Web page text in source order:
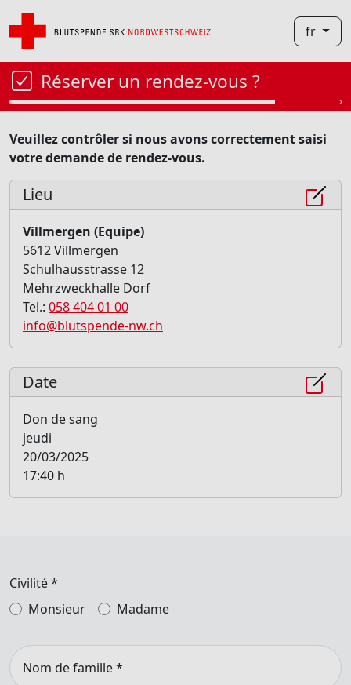
fr
Réserver un rendez-vous ?
Veuillez contrôler si nous avons correctement saisi
votre demande de rendez-vous.
Lieu
Villmergen (Equipe)
5612 Villmergen
Schulhausstrasse 12
Mehrzweckhalle Dorf
Tel.: 058 404 01 00
info@blutspende-nw.ch
Date
Don de sang
jeudi
20/03/2025
17:40 h
Civilité*
Monsieur
Madame
Nom de famille*